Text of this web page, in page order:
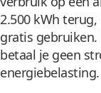
2.500 kWh
gratis
betaal je geen
energiebelasting.